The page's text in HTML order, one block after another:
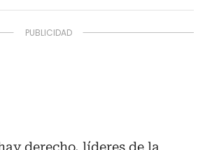
derecho, líderes de la